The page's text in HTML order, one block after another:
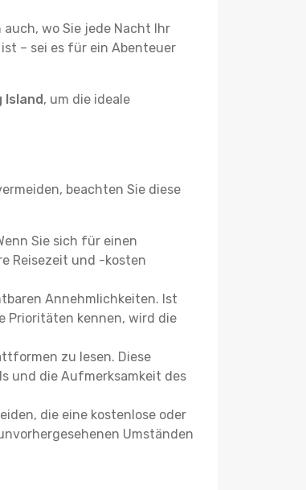
wo Sie jede Nacht Ihr
– sei es für ein Abenteuer
Island, um die ideale
beachten Sie diese
Sie sich für einen
Reisezeit und -kosten
Annehmlichkeiten. Ist
Prioritäten kennen, wird die
zu lesen. Diese
und die Aufmerksamkeit des
die eine kostenlose oder
Umständen